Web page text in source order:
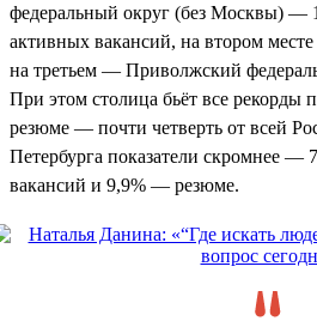
федеральный округ (без Москвы) —
активных вакансий, на втором
на третьем — Приволжский
При этом столица бьёт все рекорды
резюме — почти четверть от всей
Петербурга показатели скромнее —
вакансий и 9,9% — резюме.